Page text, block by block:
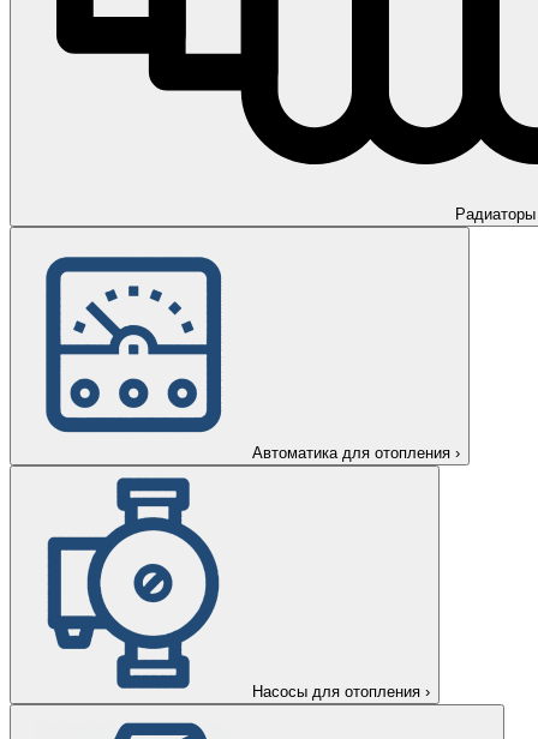
Радиаторы
Автоматика для отопления ›
Насосы для отопления ›